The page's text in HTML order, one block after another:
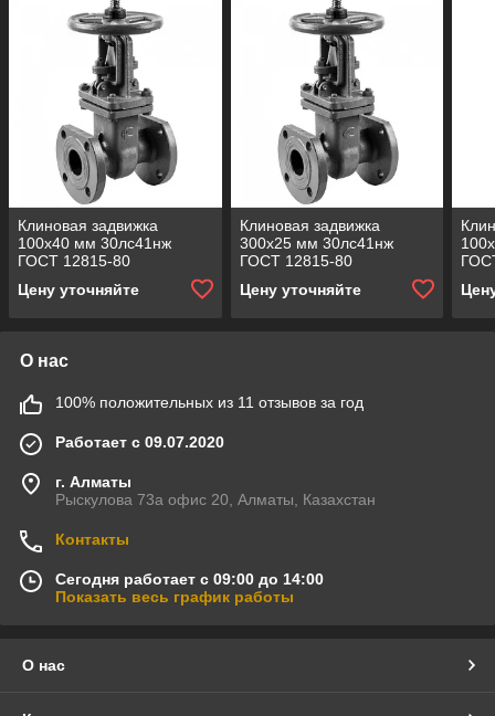
Клиновая задвижка
100x40 мм 30лс41нж
ГОСТ 12815-80
Цену уточняйте
Клиновая задвижка
300x25 мм 30лс41нж
ГОСТ 12815-80
Цену уточняйте
О нас
100% положительных из 11 отзывов за год
Работает с 09.07.2020
г. Алматы
Рыскулова 73а офис 20, Алматы, Казахстан
Контакты
Сегодня работает с 09:00 до 14:00
Показать весь график работы
О нас